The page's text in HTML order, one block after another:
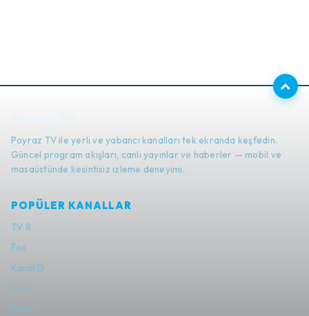
Poyraz TV ile yerli ve yabancı kanalları tek ekranda keşfedin.
Güncel program akışları, canlı yayınlar ve haberler — mobil ve
masaüstünde kesintisiz izleme deneyimi.
POPÜLER KANALLAR
TV 8
Fox
Kanal D
Star
Show